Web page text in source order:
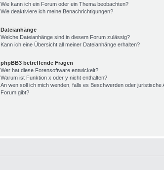
Wie kann ich ein Forum oder ein Thema beobachten?
Wie deaktiviere ich meine Benachrichtigungen?
Dateianhänge
Welche Dateianhänge sind in diesem Forum zulässig?
Kann ich eine Übersicht all meiner Dateianhänge erhalten?
phpBB3 betreffende Fragen
Wer hat diese Forensoftware entwickelt?
Warum ist Funktion x oder y nicht enthalten?
An wen soll ich mich wenden, falls es Beschwerden oder juristische
Forum gibt?